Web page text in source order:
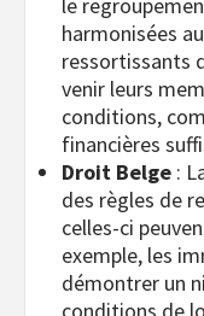
le
harmonisées
ressortissants
venir leurs
conditions,
financières
Droit Belge :
des règles de
celles-ci
exemple, les
démontrer un